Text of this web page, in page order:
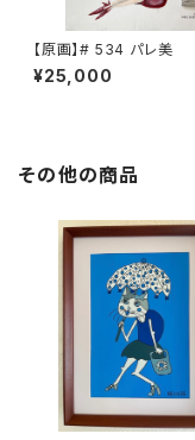
【原画】# 534 パレ美
¥25,000
その他の商品